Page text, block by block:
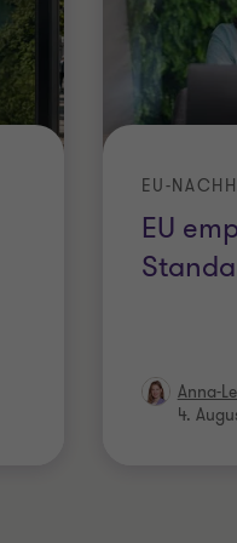
EU
EU-
Anna-
4.